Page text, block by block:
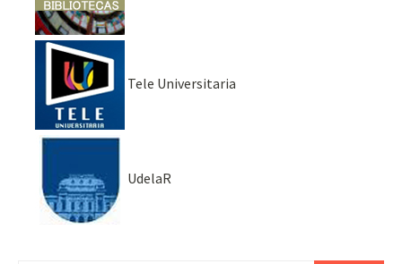
Tele Universitaria
UdelaR